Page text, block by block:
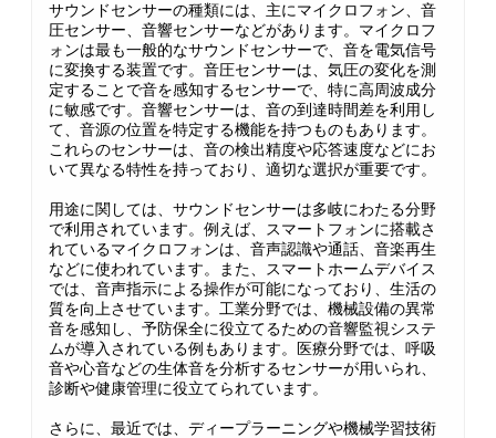
サウンドセンサーの種類には、主にマイクロフォン、音
圧センサー、音響センサーなどがあります。マイクロフ
ォンは最も一般的なサウンドセンサーで、音を電気信号
に変換する装置です。音圧センサーは、気圧の変化を測
定することで音を感知するセンサーで、特に高周波成分
に敏感です。音響センサーは、音の到達時間差を利用し
て、音源の位置を特定する機能を持つものもあります。
これらのセンサーは、音の検出精度や応答速度などにお
いて異なる特性を持っており、適切な選択が重要です。
用途に関しては、サウンドセンサーは多岐にわたる分野
で利用されています。例えば、スマートフォンに搭載さ
れているマイクロフォンは、音声認識や通話、音楽再生
などに使われています。また、スマートホームデバイス
では、音声指示による操作が可能になっており、生活の
質を向上させています。工業分野では、機械設備の異常
音を感知し、予防保全に役立てるための音響監視システ
ムが導入されている例もあります。医療分野では、呼吸
音や心音などの生体音を分析するセンサーが用いられ、
診断や健康管理に役立てられています。
さらに、最近では、ディープラーニングや機械学習技術